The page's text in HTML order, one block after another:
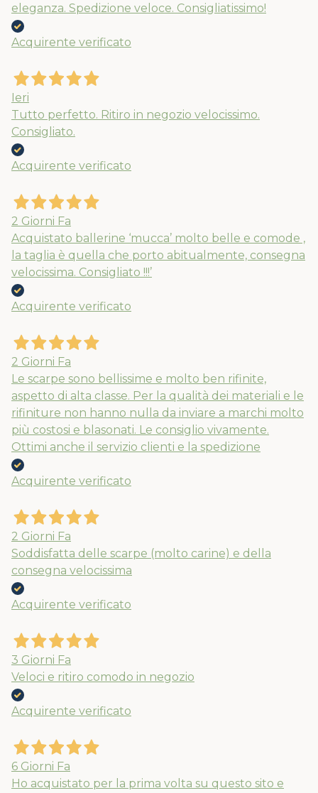
eleganza. Spedizione veloce. Consigliatissimo!
Acquirente verificato
Ieri
Tutto perfetto. Ritiro in negozio velocissimo.
Consigliato.
Acquirente verificato
2 Giorni Fa
Acquistato ballerine ‘mucca’ molto belle e comode ,
la taglia è quella che porto abitualmente, consegna
velocissima. Consigliato !!!’
Acquirente verificato
2 Giorni Fa
Le scarpe sono bellissime e molto ben rifinite,
aspetto di alta classe. Per la qualità dei materiali e le
rifiniture non hanno nulla da inviare a marchi molto
più costosi e blasonati. Le consiglio vivamente.
Ottimi anche il servizio clienti e la spedizione
Acquirente verificato
2 Giorni Fa
Soddisfatta delle scarpe (molto carine) e della
consegna velocissima
Acquirente verificato
3 Giorni Fa
Veloci e ritiro comodo in negozio
Acquirente verificato
6 Giorni Fa
Ho acquistato per la prima volta su questo sito e
Spedizioni garantite prima della
chiusura solo per gli ordini effettuati